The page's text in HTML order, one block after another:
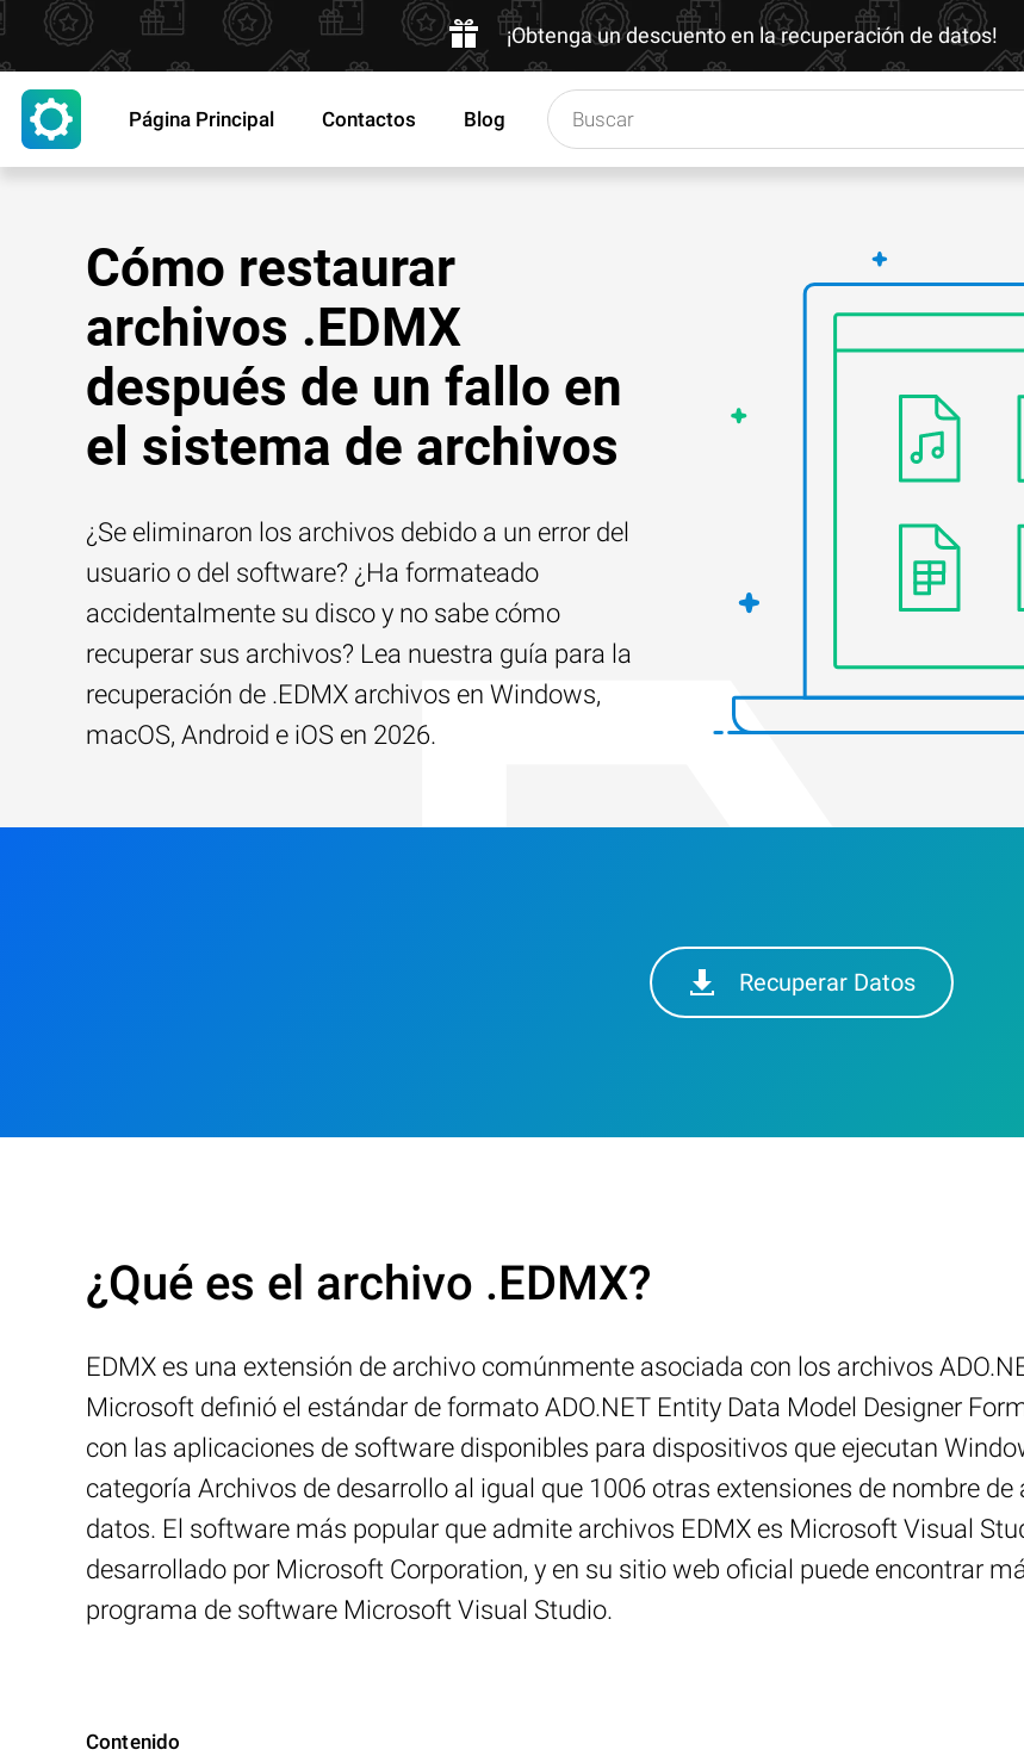
¡Obtenga un descuento en la recuperación de datos!
Página Principal Contactos Blog
Cómo restaurar
archivos .EDMX
después de un fallo en
el sistema de archivos
¿Se eliminaron los archivos debido a un error del
usuario o del software? ¿Ha formateado
accidentalmente su disco y no sabe cómo
recuperar sus archivos? Lea nuestra guía para la
recuperación de .EDMX archivos en Windows,
macOS, Android e iOS en 2026.
Recuperar Datos
¿Qué es el archivo .EDMX?
EDMX es una extensión de archivo comúnmente asociada con los archivos
Microsoft definió el estándar de formato ADO.NET Entity Data Model Designer
con las aplicaciones de software disponibles para dispositivos que ejecutan
categoría Archivos de desarrollo al igual que 1006 otras extensiones de nombre
datos. El software más popular que admite archivos EDMX es Microsoft Visual
desarrollado por Microsoft Corporation, y en su sitio web oficial puede encontrar
programa de software Microsoft Visual Studio.
Contenido